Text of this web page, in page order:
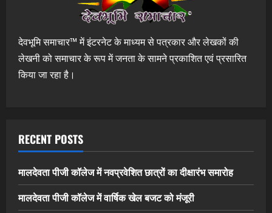
देवभूमि समाचार™ में इंटरनेट के माध्यम से पत्रकार और लेखकों की
लेखनी को समाचार के रूप में जनता के सामने प्रकाशित एवं प्रसारित
किया जा रहा है।
RECENT POSTS
मालदेवता पीजी कॉलेज में नवप्रवेशित छात्रों का दीक्षारंभ समारोह
मालदेवता पीजी कॉलेज में वार्षिक खेल बजट को मंजूरी